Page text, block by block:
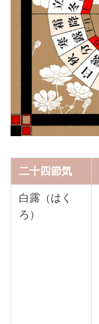
二十四節気
白露（はく
ろ）